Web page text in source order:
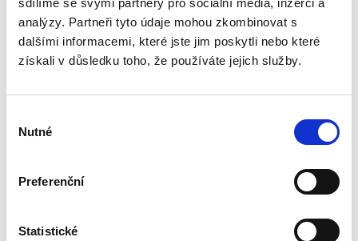
sdílíme se svými partnery pro sociální média, inzerci a
analýzy. Partneři tyto údaje mohou zkombinovat s
dalšími informacemi, které jste jim poskytli nebo které
získali v důsledku toho, že používáte jejich služby.
souhlasu
Nutné
Preferenční
Statistické
Systém zachování
kapitálu v
kapitálových
550,00 Kč